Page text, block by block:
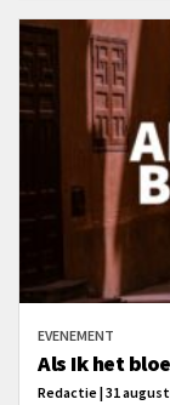
EVENEMENT
Als Ik het
Redactie | 31